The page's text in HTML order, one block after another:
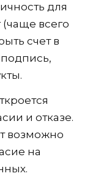
для
(чаще всего
счет в
и отказе.
возможно
на